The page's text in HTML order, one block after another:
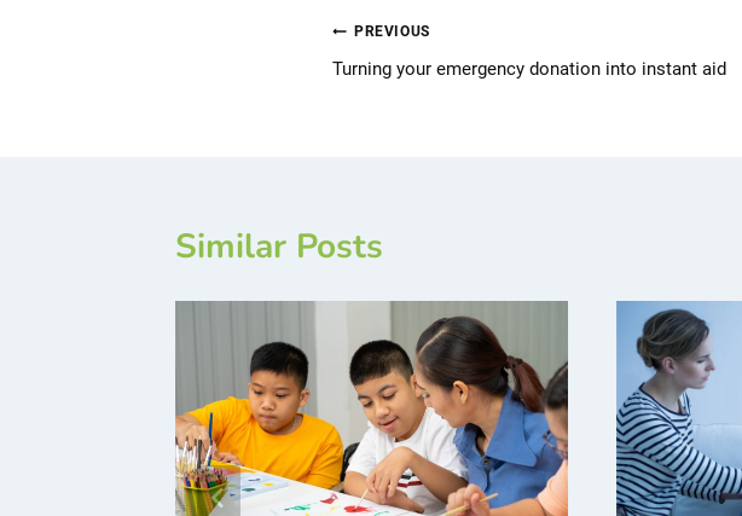
PREVIOUS
Turning your emergency donation into instant aid
Similar Posts